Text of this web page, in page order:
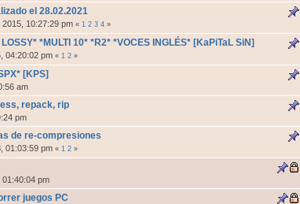
el 28.02.2021
2015, 10:27:29 pm« 1 2 3 4 »
*MULTI 10* *R2* *VOCES INGLÉS* [KaPiTaL SiN]
04:20:02 pm« 1 2 »
[KPS]
am
repack, rip
pm
de re-compresiones
01:03:59 pm« 1 2 »
01:40:04 pm
juegos PC